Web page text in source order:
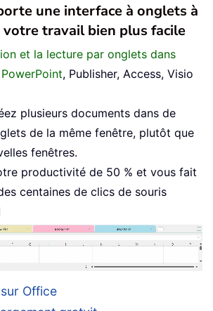
une interface à onglets à
travail bien plus facile
et la lecture par onglets dans
, Publisher, Access, Visio
plusieurs documents dans de
de la même fenêtre, plutôt que
fenêtres.
productivité de 50 % et vous fait
centaines de clics de souris
Office